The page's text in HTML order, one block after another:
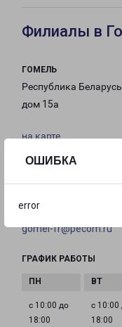
ОШИБКА
error
Филиалы в
ГОМЕЛЬ
Республика
дом 15а
на карте
ТЕЛЕФОН
+375-29-800-77-78
gomel-fr@pecom.ru
ГРАФИК РАБОТЫ
с 10:00 до
18:00
с 10:00
18:00